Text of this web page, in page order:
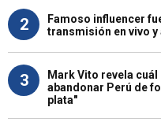
2
Famoso influencer
transmisión en vivo
3
Mark Vito revela
abandonar Perú de
plata"